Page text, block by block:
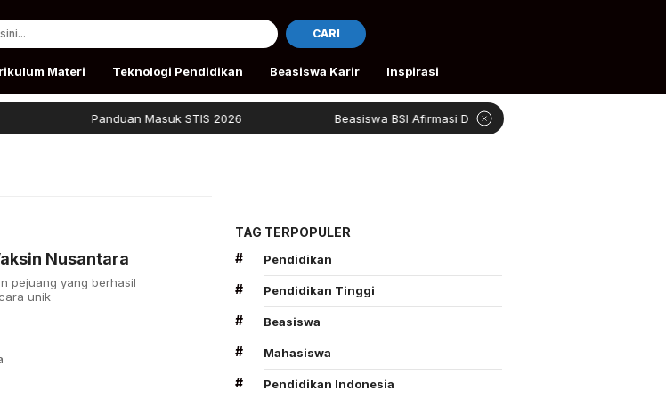
CARI
Materi Teknologi Pendidikan Beasiswa Karir Inspirasi
Panduan Masuk STIS 2026 Beasiswa BSI Afirmasi Dibuka
Nusantara
pejuang yang berhasil
unik
TAG TERPOPULER
#
Pendidikan
# Pendidikan Tinggi
# Beasiswa
# Mahasiswa
# Pendidikan Indonesia